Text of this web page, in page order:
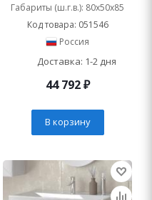
Габариты (ш.г.в.): 80x50x85
Код товара: 051546
Россия
Доставка: 1-2 дня
44 792₽
В корзину